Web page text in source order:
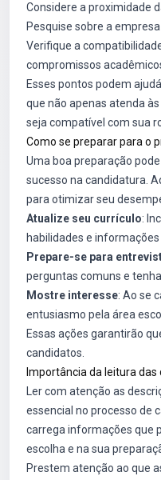
Considere a proximidade
Pesquise sobre a
Verifique a
compromissos
Esses pontos podem
que não apenas atenda
seja compatível com sua
Como se preparar para o
Uma boa preparação
sucesso na candidatura.
para otimizar seu
Atualize seu currículo:
habilidades e informações
Prepare-se para
perguntas comuns e
Mostre interesse: Ao se
entusiasmo pela área
Essas ações garantirão
candidatos.
Importância da leitura das
Ler com atenção as
essencial no processo de
carrega informações que
escolha e na sua
Prestem atenção ao que